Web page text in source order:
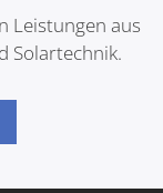
Leistungen aus
Solartechnik.